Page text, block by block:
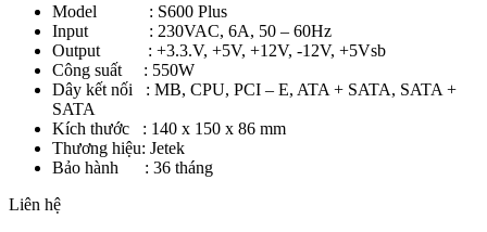
Model : S600 Plus
Input : 230VAC, 6A, 50 – 60Hz
Output : +3.3.V, +5V, +12V, -12V, +5Vsb
Công suất : 550W
Dây kết nối : MB, CPU, PCI – E, ATA + SATA, SATA +
SATA
Kích thước : 140 x 150 x 86 mm
Thương hiệu: Jetek
Bảo hành : 36 tháng
Liên hệ